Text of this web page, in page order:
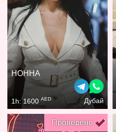
НОННА
1h: 1600 AED Дубай
Проверено